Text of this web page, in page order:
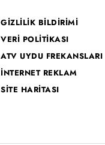
GİZLİLİK BİLDİRİMİ
VERİ POLİTİKASI
ATV UYDU FREKANSLARI
İNTERNET REKLAM
SİTE HARİTASI